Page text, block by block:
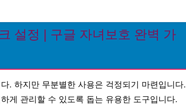
설정 | 구글 자녀보호 완벽 가
. 하지만 무분별한 사용은 걱정되기 마련입니다.
게 관리할 수 있도록 돕는 유용한 도구입니다.